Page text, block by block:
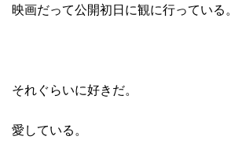
映画だって公開初日に観に行っている。
それぐらいに好きだ。
愛している。